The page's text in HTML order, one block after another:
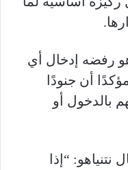
رفضه إدخال أي
أن جنودًا
بالدخول أو
نتنياهو: “إذا